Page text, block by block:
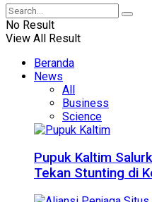
No Result
View All Result
Beranda
News
All
Business
Science
Pupuk Kaltim
Tekan Stunting di